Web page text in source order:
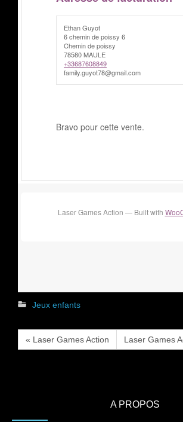
Ethan Guyot
6 chemin de poissy 6
Chemin de poissy
78580 MAULE
+33687608849
family.guyot78@gmail.com
Bravo pour cette vente.
Laser Games Action — Built with
Jeux enfants
« Laser Games Action Laser Games
A PROPOS